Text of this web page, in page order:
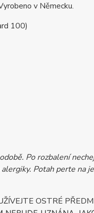
v Německu.
100)
Po rozbalení
Potah perte na
OSTRÉ